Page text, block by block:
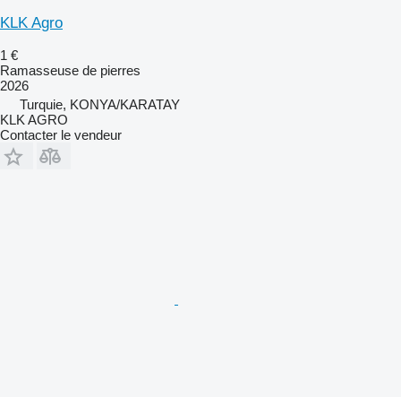
KLK Agro
1 €
Ramasseuse de pierres
2026
Turquie, KONYA/KARATAY
KLK AGRO
Contacter le vendeur